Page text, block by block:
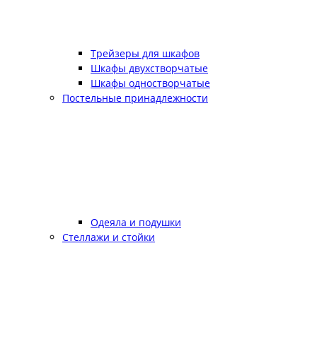
Трейзеры для шкафов
Шкафы двухстворчатые
Шкафы одностворчатые
Постельные принадлежности
Одеяла и подушки
Стеллажи и стойки